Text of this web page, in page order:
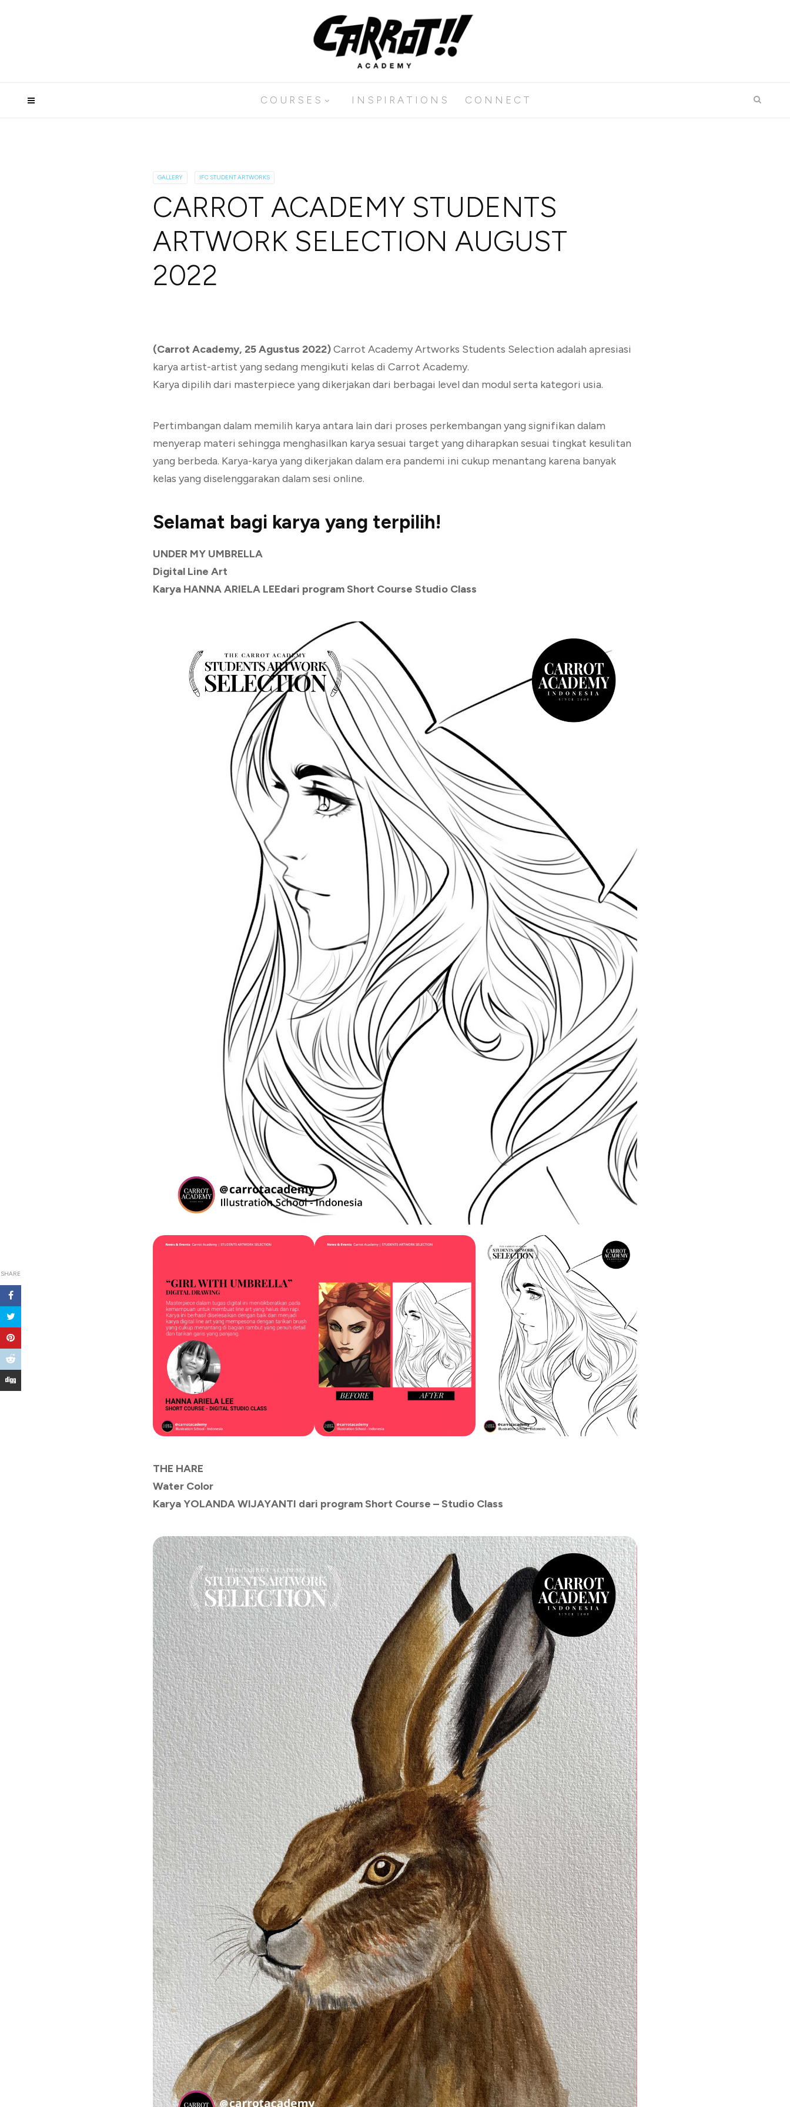
C O U R S E S I N S P I R A T I O N S C O N N E C T
GALLERY IFC STUDENT ARTWORKS
CARROT ACADEMY STUDENTS
ARTWORK SELECTION AUGUST
2022
SHARE
(Carrot Academy, 25 Agustus 2022)Carrot Academy Artworks Students Selection adalah apresiasi
karya artist-artist yang sedang mengikuti kelas di Carrot Academy.
Karya dipilih dari masterpiece yang dikerjakan dari berbagai level dan modul serta kategori usia.
Pertimbangan dalam memilih karya antara lain dari proses perkembangan yang signifikan dalam
menyerap materi sehingga menghasilkan karya sesuai target yang diharapkan sesuai tingkat kesulitan
yang berbeda. Karya-karya yang dikerjakan dalam era pandemi ini cukup menantang karena banyak
kelas yang diselenggarakan dalam sesi online.
Selamat bagi karya yang terpilih!
UNDER MY UMBRELLA
Digital Line Art
Karya HANNA ARIELA LEEdari program Short Course Studio Class
THE HARE
Water Color
Karya YOLANDA WIJAYANTI dari program Short Course – Studio Class